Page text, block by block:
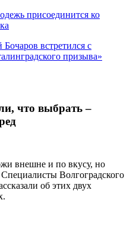
присоединится ко
встретился с
призыва»
что выбрать –
внешне и по вкусу, но
Волгоградского
об этих двух